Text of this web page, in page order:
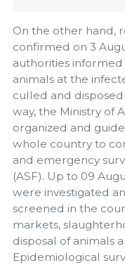
On the other hand,
confirmed on 3
authorities
animals at the
culled and
way, the Ministry of
organized and
whole country to
and emergency
(ASF). Up to 09
were investigated
screened in the
markets,
disposal of animals
Epidemiological